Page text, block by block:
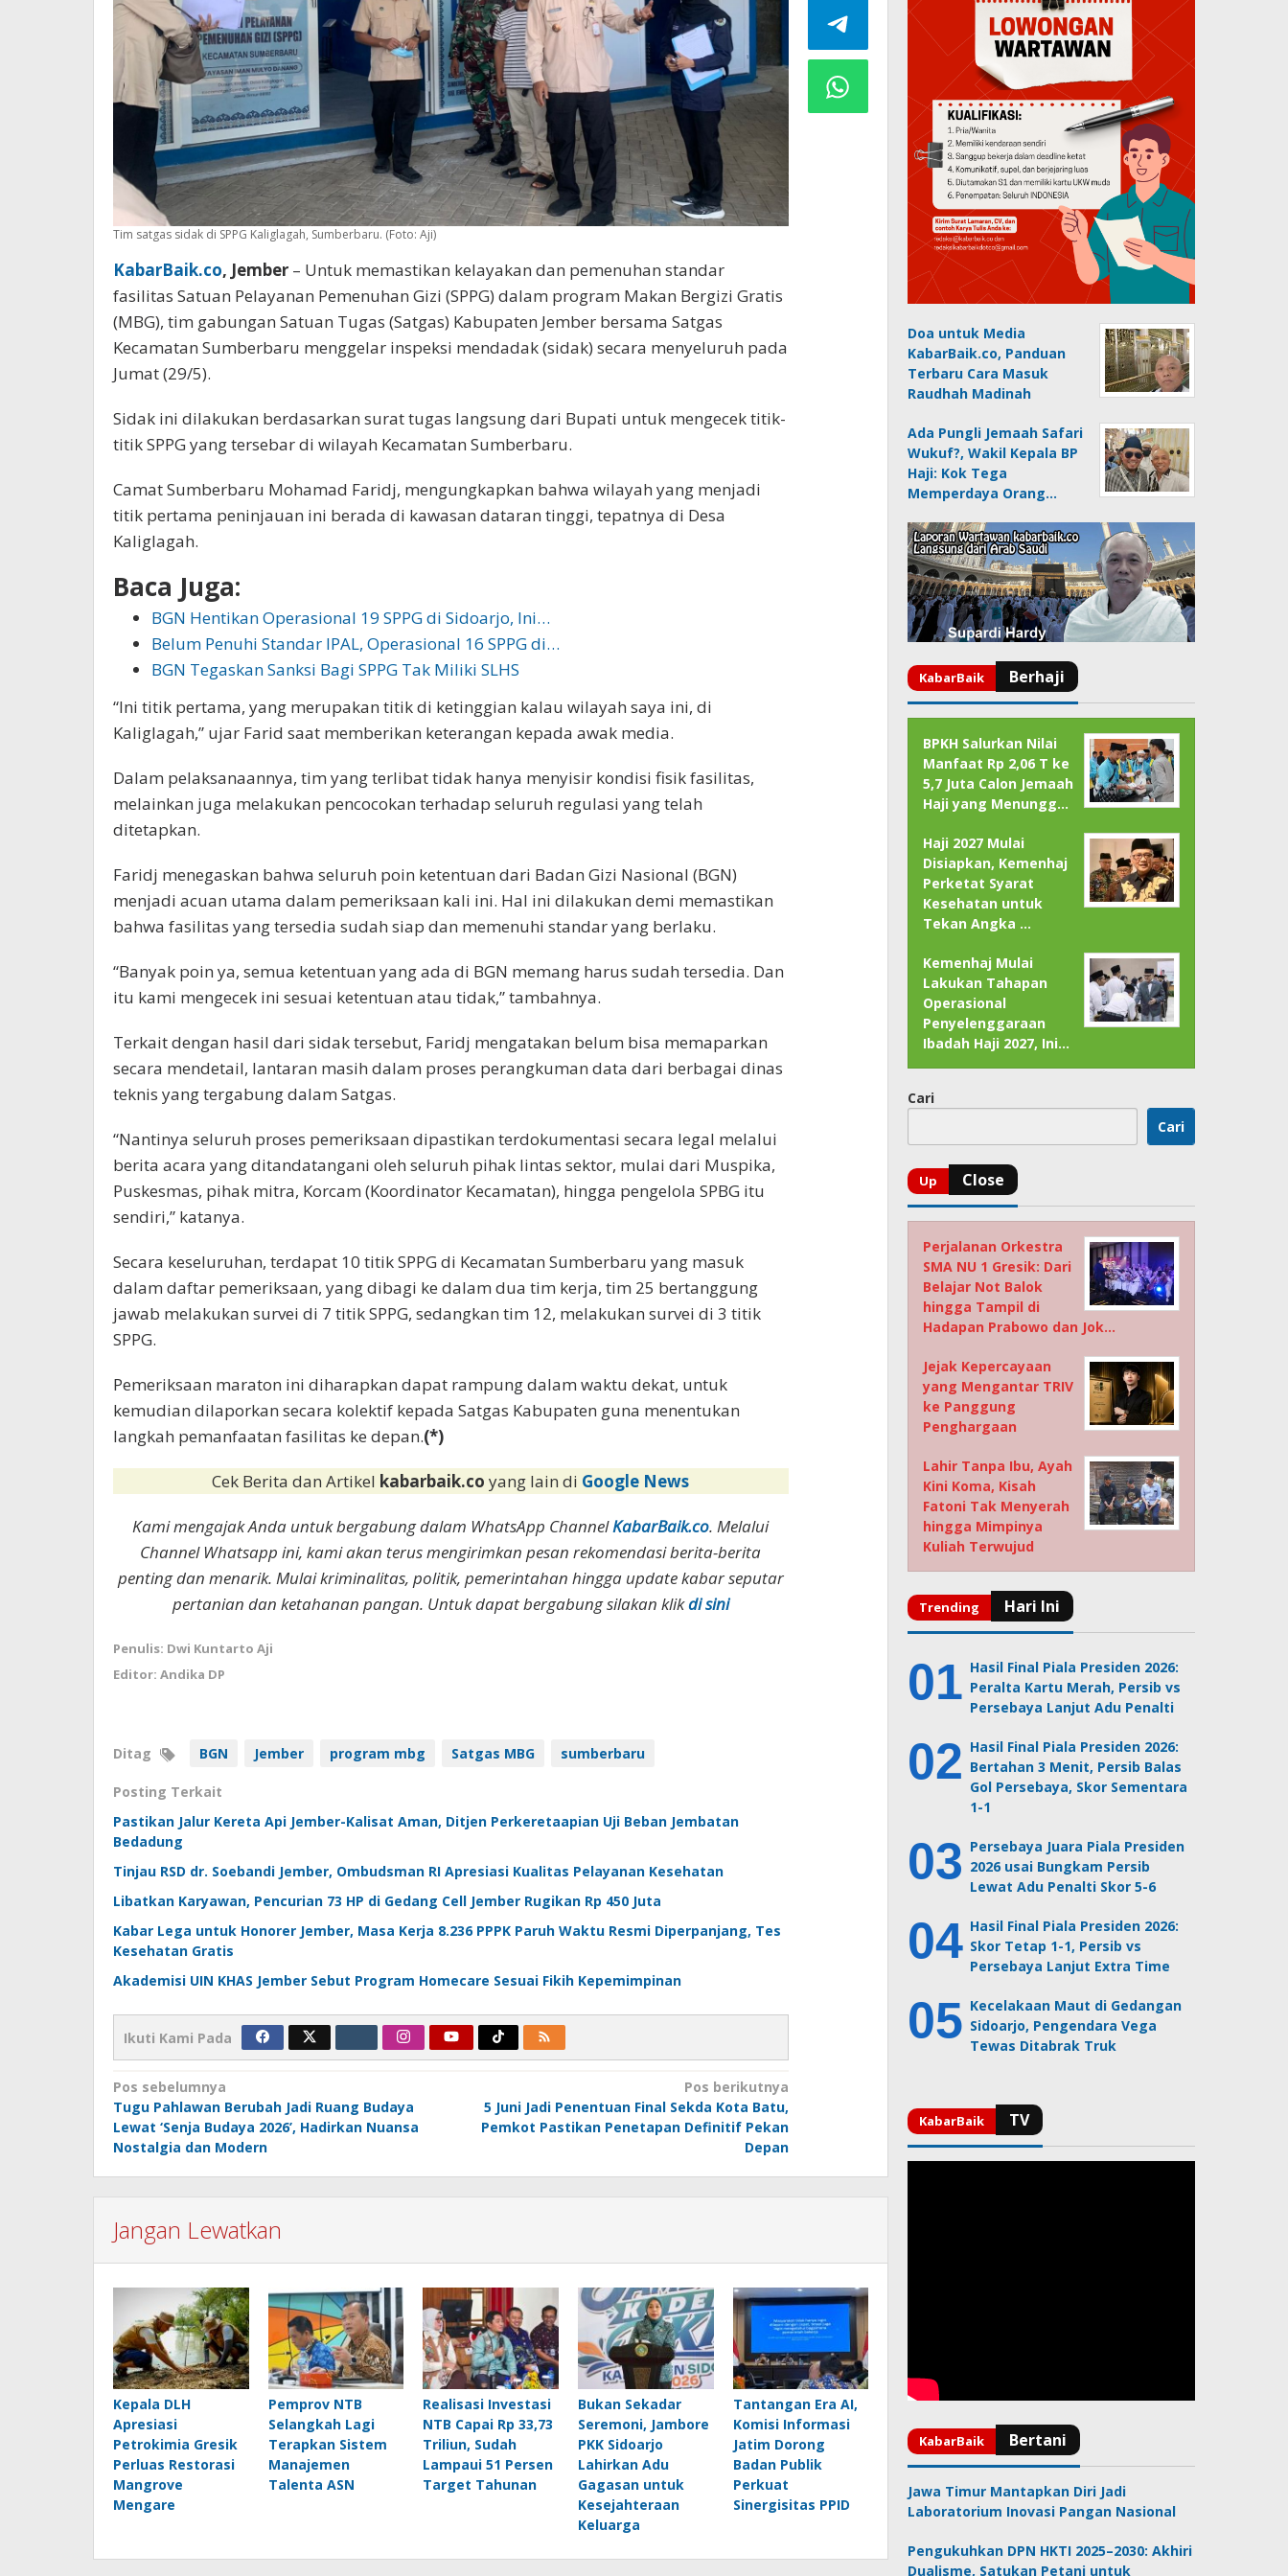
Tim satgas sidak di SPPG Kaliglagah, Sumberbaru. (Foto: Aji)
KabarBaik.co, Jember – Untuk memastikan kelayakan dan pemenuhan standar
fasilitas Satuan Pelayanan Pemenuhan Gizi (SPPG) dalam program Makan Bergizi Gratis
(MBG), tim gabungan Satuan Tugas (Satgas) Kabupaten Jember bersama Satgas
Kecamatan Sumberbaru menggelar inspeksi mendadak (sidak) secara menyeluruh pada
Jumat (29/5).
Sidak ini dilakukan berdasarkan surat tugas langsung dari Bupati untuk mengecek titik-
titik SPPG yang tersebar di wilayah Kecamatan Sumberbaru.
Camat Sumberbaru Mohamad Faridj, mengungkapkan bahwa wilayah yang menjadi
titik pertama peninjauan ini berada di kawasan dataran tinggi, tepatnya di Desa
Kaliglagah.
Baca Juga:
BGN Hentikan Operasional 19 SPPG di Sidoarjo, Ini…
Belum Penuhi Standar IPAL, Operasional 16 SPPG di…
BGN Tegaskan Sanksi Bagi SPPG Tak Miliki SLHS
“Ini titik pertama, yang merupakan titik di ketinggian kalau wilayah saya ini, di
Kaliglagah,” ujar Farid saat memberikan keterangan kepada awak media.
Dalam pelaksanaannya, tim yang terlibat tidak hanya menyisir kondisi fisik fasilitas,
melainkan juga melakukan pencocokan terhadap seluruh regulasi yang telah
ditetapkan.
Faridj menegaskan bahwa seluruh poin ketentuan dari Badan Gizi Nasional (BGN)
menjadi acuan utama dalam pemeriksaan kali ini. Hal ini dilakukan demi memastikan
bahwa fasilitas yang tersedia sudah siap dan memenuhi standar yang berlaku.
“Banyak poin ya, semua ketentuan yang ada di BGN memang harus sudah tersedia. Dan
itu kami mengecek ini sesuai ketentuan atau tidak,” tambahnya.
Terkait dengan hasil dari sidak tersebut, Faridj mengatakan belum bisa memaparkan
secara mendetail, lantaran masih dalam proses perangkuman data dari berbagai dinas
teknis yang tergabung dalam Satgas.
“Nantinya seluruh proses pemeriksaan dipastikan terdokumentasi secara legal melalui
berita acara yang ditandatangani oleh seluruh pihak lintas sektor, mulai dari Muspika,
Puskesmas, pihak mitra, Korcam (Koordinator Kecamatan), hingga pengelola SPBG itu
sendiri,” katanya.
Secara keseluruhan, terdapat 10 titik SPPG di Kecamatan Sumberbaru yang masuk
dalam daftar pemeriksaan, yang dibagi ke dalam dua tim kerja, tim 25 bertanggung
jawab melakukan survei di 7 titik SPPG, sedangkan tim 12, melakukan survei di 3 titik
SPPG.
Pemeriksaan maraton ini diharapkan dapat rampung dalam waktu dekat, untuk
kemudian dilaporkan secara kolektif kepada Satgas Kabupaten guna menentukan
langkah pemanfaatan fasilitas ke depan.(*)
Cek Berita dan Artikel kabarbaik.coyang lain di Google News
Kami mengajak Anda untuk bergabung dalam WhatsApp ChannelKabarBaik.co. Melalui
Channel Whatsapp ini, kami akan terus mengirimkan pesan rekomendasi berita-berita
penting dan menarik. Mulai kriminalitas, politik, pemerintahan hingga update kabar seputar
pertanian dan ketahanan pangan. Untuk dapat bergabung silakan klikdi sini
Penulis: Dwi Kuntarto Aji
Editor: Andika DP
Ditag BGN Jember program mbg Satgas MBG sumberbaru
Posting Terkait
Pastikan Jalur Kereta Api Jember-Kalisat Aman, Ditjen Perkeretaapian Uji Beban Jembatan
Bedadung
Tinjau RSD dr. Soebandi Jember, Ombudsman RI Apresiasi Kualitas Pelayanan Kesehatan
Libatkan Karyawan, Pencurian 73 HP di Gedang Cell Jember Rugikan Rp 450 Juta
Kabar Lega untuk Honorer Jember, Masa Kerja 8.236 PPPK Paruh Waktu Resmi Diperpanjang, Tes
Kesehatan Gratis
Akademisi UIN KHAS Jember Sebut Program Homecare Sesuai Fikih Kepemimpinan
Ikuti Kami Pada
Navigasi
pos
Pos sebelumnya
Tugu Pahlawan Berubah Jadi Ruang Budaya
Lewat ‘Senja Budaya 2026’, Hadirkan Nuansa
Nostalgia dan Modern
Pos berikutnya
5 Juni Jadi Penentuan Final Sekda Kota Batu,
Pemkot Pastikan Penetapan Definitif Pekan
Depan
Jangan Lewatkan
Kepala DLH
Apresiasi
Petrokimia Gresik
Perluas Restorasi
Mangrove
Mengare
Pemprov NTB
Selangkah Lagi
Terapkan Sistem
Manajemen
Talenta ASN
Realisasi Investasi
NTB Capai Rp 33,73
Triliun, Sudah
Lampaui 51 Persen
Target Tahunan
Bukan Sekadar
Seremoni, Jambore
PKK Sidoarjo
Lahirkan Adu
Gagasan untuk
Kesejahteraan
Keluarga
Tantangan Era AI,
Komisi Informasi
Jatim Dorong
Badan Publik
Perkuat
Sinergisitas PPID
Doa untuk Media
KabarBaik.co, Panduan
Terbaru Cara Masuk
Raudhah Madinah
Ada Pungli Jemaah Safari
Wukuf?, Wakil Kepala BP
Haji: Kok Tega
Memperdaya Orang…
BPKH Salurkan Nilai
Manfaat Rp 2,06 T ke
5,7 Juta Calon Jemaah
Haji yang Menungg…
Haji 2027 Mulai
Disiapkan, Kemenhaj
Perketat Syarat
Kesehatan untuk
Tekan Angka …
Kemenhaj Mulai
Lakukan Tahapan
Operasional
Penyelenggaraan
Ibadah Haji 2027, Ini…
Cari
Cari
Perjalanan Orkestra
SMA NU 1 Gresik: Dari
Belajar Not Balok
hingga Tampil di
Hadapan Prabowo dan Jok…
Jejak Kepercayaan
yang Mengantar TRIV
ke Panggung
Penghargaan
Lahir Tanpa Ibu, Ayah
Kini Koma, Kisah
Fatoni Tak Menyerah
hingga Mimpinya
Kuliah Terwujud
Hasil Final Piala Presiden 2026:
Peralta Kartu Merah, Persib vs
Persebaya Lanjut Adu Penalti
Hasil Final Piala Presiden 2026:
Bertahan 3 Menit, Persib Balas
Gol Persebaya, Skor Sementara
1-1
Persebaya Juara Piala Presiden
2026 usai Bungkam Persib
Lewat Adu Penalti Skor 5-6
Hasil Final Piala Presiden 2026:
Skor Tetap 1-1, Persib vs
Persebaya Lanjut Extra Time
Kecelakaan Maut di Gedangan
Sidoarjo, Pengendara Vega
Tewas Ditabrak Truk
Jawa Timur Mantapkan Diri Jadi
Laboratorium Inovasi Pangan Nasional
Pengukuhkan DPN HKTI 2025–2030: Akhiri
Dualisme, Satukan Petani untuk